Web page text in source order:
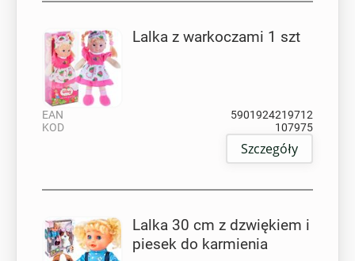
Lalka z warkoczami 1 szt
EAN
5901924219712
KOD
107975
Szczegóły
Lalka 30 cm z dzwiękiem i
piesek do karmienia